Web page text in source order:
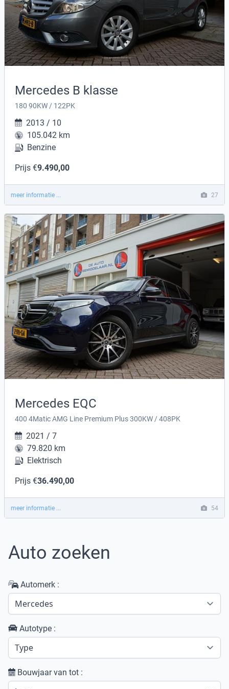
Mercedes B klasse
180 90KW / 122PK
2013 / 10
105.042 km
Benzine
Prijs €9.490,00
meer informatie ... 27
Mercedes EQC
400 4Matic AMG Line Premium Plus 300KW / 408PK
2021 / 7
79.820 km
Elektrisch
Prijs €36.490,00
meer informatie ... 54
Auto zoeken
Automerk :
Autotype :
Bouwjaar van tot :